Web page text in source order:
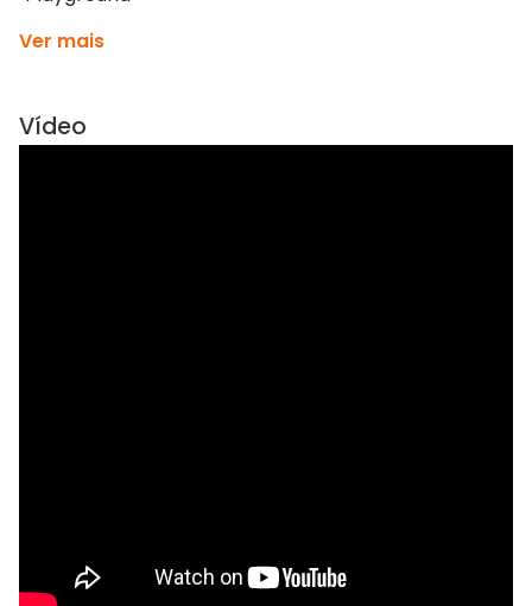
Ver mais
Vídeo